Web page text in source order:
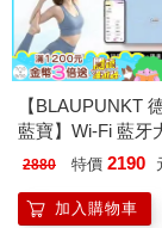
【BLAUPUNKT
藍寶】Wi-Fi 藍牙
幕八點傳感體脂計
2880 特價 2190
加入購物車